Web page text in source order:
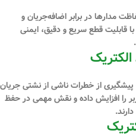
مدارها در برابر اضافه‌جریان و
قابلیت قطع سریع و دقیق، ایمنی
از خطرات ناشی از نشتی جریان
را افزایش داده و نقش مهمی در حفظ